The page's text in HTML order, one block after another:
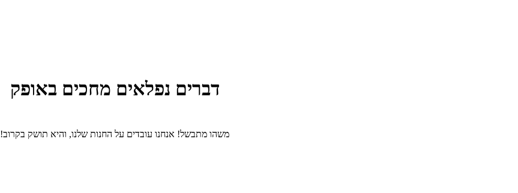
דברים נפלאים מחכים באופק
משהו מתבשל! אנחנו עובדים על החנות שלנו, והיא תושק בקרוב!